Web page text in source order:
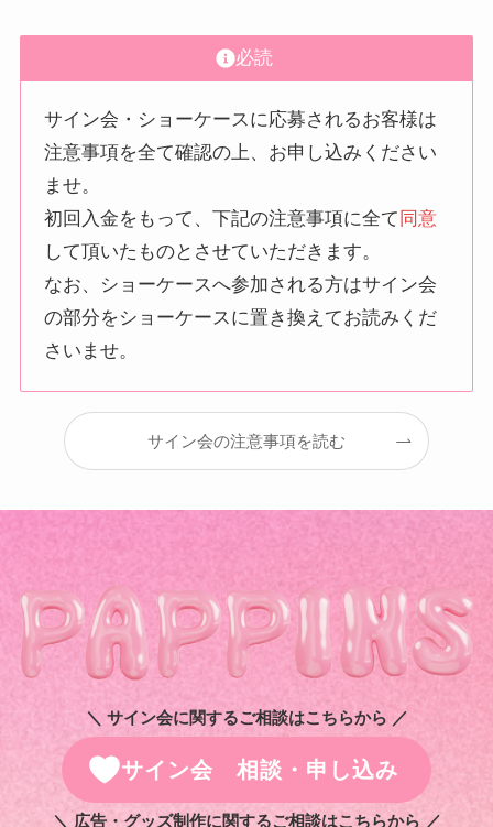
必読
サイン会・ショーケースに応募されるお客様は
注意事項を全て確認の上、お申し込みください
ませ。
初回入金をもって、下記の注意事項に全て 同意
して頂いたものとさせていただきます。
なお、ショーケースへ参加される方はサイン会
の部分をショーケースに置き換えてお読みくだ
さいませ。
サイン会の注意事項を読む
＼ サイン会に関するご相談はこちらから ／
サイン会 相談・申し込み
＼ 広告・グッズ制作に関するご相談はこちらから ／